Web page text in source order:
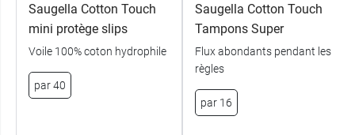
Saugella Cotton Touch
mini protège slips
Voile 100% coton hydrophile
par 40
Saugella Cotton Touch
Tampons Super
Flux abondants pendant les
règles
par 16